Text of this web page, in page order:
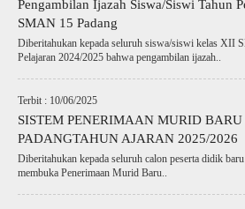
Pengambilan Ijazah Siswa/Siswi Tahun
SMAN 15 Padang
Diberitahukan kepada seluruh siswa/siswi kelas XII
Pelajaran 2024/2025 bahwa pengambilan ijazah..
Terbit : 10/06/2025
SISTEM PENERIMAAN MURID BARU
PADANGTAHUN AJARAN 2025/2026
Diberitahukan kepada seluruh calon peserta didik
membuka Penerimaan Murid Baru..